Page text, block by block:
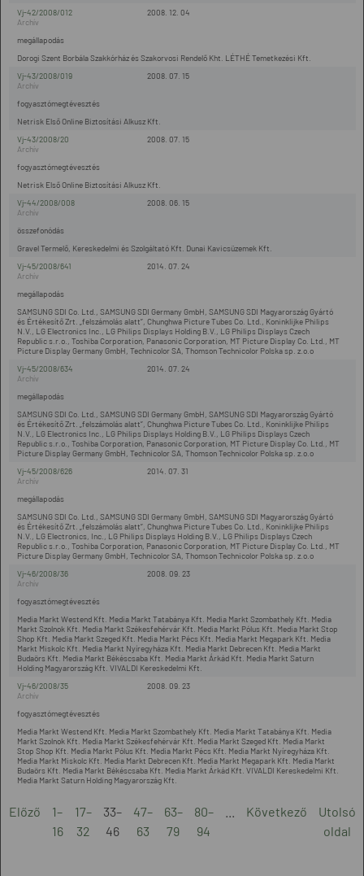
2008. 12. 04
Vj-42/2008/012
Dorogi Szent Borbála Szakkórház és Szakorvosi Rendelő Kht. LÉTHÉ Temetkezési Kft.
megállapodás
2008. 07. 15
Vj-43/2008/019
Netrisk Első Online Biztosítási Alkusz Kft.
fogyasztómegtévesztés
2008. 07. 15
Vj-43/2008/20
Netrisk Első Online Biztosítási Alkusz Kft.
fogyasztómegtévesztés
2008. 06. 15
Vj-44/2008/008
Gravel Termelő, Kereskedelmi és Szolgáltató Kft. Dunai Kavicsüzemek Kft.
összefonódás
2014. 07. 24
Vj-45/2008/641
SAMSUNG SDI Co. Ltd., SAMSUNG SDI Germany GmbH, SAMSUNG SDI Magyarország Gyártó
és Értékesítő Zrt. „felszámolás alatt”, Chunghwa Picture Tubes Co. Ltd., Koninklijke Philips
N.V., LG Electronics Inc., LG Philips Displays Holding B.V., LG Philips Displays Czech
Republic s.r.o., Toshiba Corporation, Panasonic Corporation, MT Picture Display Co. Ltd., MT
Picture Display Germany GmbH, Technicolor SA, Thomson Technicolor Polska sp. z.o.o
megállapodás
2014. 07. 24
Vj-45/2008/634
SAMSUNG SDI Co. Ltd., SAMSUNG SDI Germany GmbH, SAMSUNG SDI Magyarország Gyártó
és Értékesítő Zrt. „felszámolás alatt”, Chunghwa Picture Tubes Co. Ltd., Koninklijke Philips
N.V., LG Electronics Inc., LG Philips Displays Holding B.V., LG Philips Displays Czech
Republic s.r.o., Toshiba Corporation, Panasonic Corporation, MT Picture Display Co. Ltd., MT
Picture Display Germany GmbH, Technicolor SA, Thomson Technicolor Polska sp. z.o.o
megállapodás
2014. 07. 31
Vj-45/2008/626
SAMSUNG SDI Co. Ltd., SAMSUNG SDI Germany GmbH, SAMSUNG SDI Magyarország Gyártó
és Értékesítő Zrt. „felszámolás alatt”, Chunghwa Picture Tubes Co. Ltd., Koninklijke Philips
N.V., LG Electronics, Inc., LG Philips Displays Holding B.V., LG Philips Displays Czech
Republic s.r.o., Toshiba Corporation, Panasonic Corporation, MT Picture Display Co. Ltd., MT
Picture Display Germany GmbH, Technicolor SA, Thomson Technicolor Polska sp. z.o.o
megállapodás
2008. 09. 23
Vj-46/2008/36
Media Markt Westend Kft. Media Markt Tatabánya Kft. Media Markt Szombathely Kft. Media
Markt Szolnok Kft. Media Markt Székesfehérvár Kft. Media Markt Pólus Kft. Media Markt Stop
Shop Kft. Media Markt Szeged Kft. Media Markt Pécs Kft. Media Markt Megapark Kft. Media
Markt Miskolc Kft. Media Markt Nyíregyháza Kft. Media Markt Debrecen Kft. Media Markt
Budaörs Kft. Media Markt Békéscsaba Kft. Media Markt Árkád Kft. Media Markt Saturn
Holding Magyarország Kft. VIVALDI Kereskedelmi Kft.
fogyasztómegtévesztés
2008. 09. 23
Vj-46/2008/35
Media Markt Westend Kft. Media Markt Szombathely Kft. Media Markt Tatabánya Kft. Media
Markt Szolnok Kft. Media Markt Székesfehérvár Kft. Media Markt Szeged Kft. Media Markt
Stop Shop Kft. Media Markt Pólus Kft. Media Markt Pécs Kft. Media Markt Nyíregyháza Kft.
Media Markt Miskolc Kft. Media Markt Debrecen Kft. Media Markt Megapark Kft. Media Markt
Budaörs Kft. Media Markt Békéscsaba Kft. Media Markt Árkád Kft. VIVALDI Kereskedelmi Kft.
Media Markt Saturn Holding Magyarország Kft.
fogyasztómegtévesztés
Előző
1–
16
17–
32
33–
46
47–
63
63–
79
80–
94
Következő
Utolsó
oldal